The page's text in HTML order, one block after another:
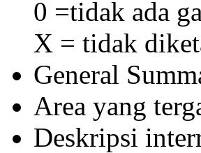
0 =tidak ada
X = tidak
General
Area yang
Deskripsi